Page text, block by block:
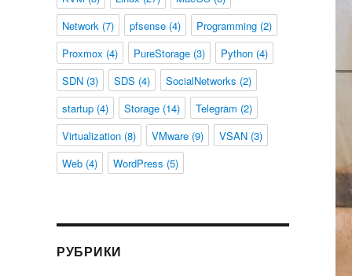
Network(7) pfsense(4) Programming(2)
Proxmox (4) PureStorage(3) Python(4)
SDN(3) SDS (4) SocialNetworks (2)
startup(4) Storage(14) Telegram (2)
Virtualization(8) VMware(9) VSAN(3)
Web(4) WordPress (5)
РУБРИКИ